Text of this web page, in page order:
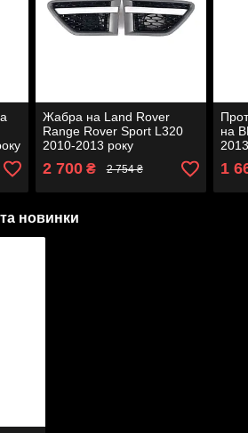
Жабра на Land Rover
Range Rover Sport L320
2010-2013 року
2 700₴ 2 754 ₴
на
1
та новинки